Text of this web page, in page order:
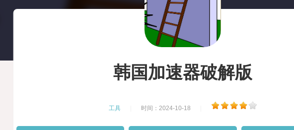
韩国加速器破解版
工具 时间：2024-10-18